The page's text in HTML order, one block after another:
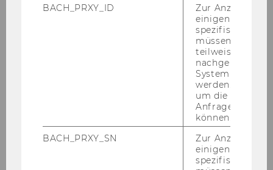
BACH_PRXY_ID
Zur Anzeige von
einigen WU-
spezifischen
müssen
teilweise von
nachgelagerten
System
werden.
um die Antwort
Anfrage
können.
BACH_PRXY_SN
Zur Anzeige von
einigen WU-
spezifischen